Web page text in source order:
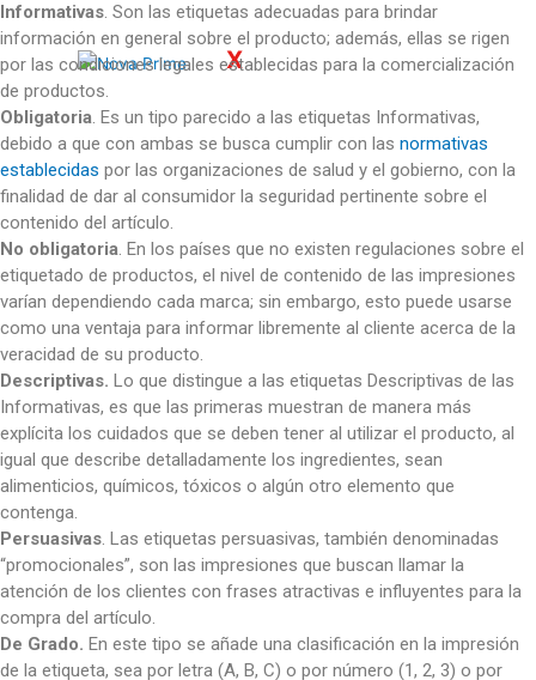
X
Informativas. Son las etiquetas adecuadas para brindar
información en general sobre el producto; además, ellas se rigen
por las condiciones legales establecidas para la comercialización
de productos.
Obligatoria. Es un tipo parecido a las etiquetas Informativas,
debido a que con ambas se busca cumplir con las normativas
establecidas por las organizaciones de salud y el gobierno, con la
finalidad de dar al consumidor la seguridad pertinente sobre el
contenido del artículo.
No obligatoria. En los países que no existen regulaciones sobre el
etiquetado de productos, el nivel de contenido de las impresiones
varían dependiendo cada marca; sin embargo, esto puede usarse
como una ventaja para informar libremente al cliente acerca de la
veracidad de su producto.
Descriptivas. Lo que distingue a las etiquetas Descriptivas de las
Informativas, es que las primeras muestran de manera más
explícita los cuidados que se deben tener al utilizar el producto, al
igual que describe detalladamente los ingredientes, sean
alimenticios, químicos, tóxicos o algún otro elemento que
contenga.
Persuasivas. Las etiquetas persuasivas, también denominadas
“promocionales”, son las impresiones que buscan llamar la
atención de los clientes con frases atractivas e influyentes para la
compra del artículo.
De Grado. En este tipo se añade una clasificación en la impresión
de la etiqueta, sea por letra (A, B, C) o por número (1, 2, 3) o por